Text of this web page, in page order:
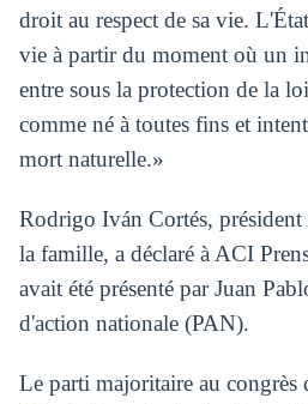
droit au respect de sa vie.
vie à partir du moment où un
entre sous la protection de la
comme né à toutes fins et
mort naturelle.»
Rodrigo Iván Cortés,
la famille, a déclaré à ACI
avait été présenté par Juan
d'action nationale (PAN).
Le parti majoritaire au congrès